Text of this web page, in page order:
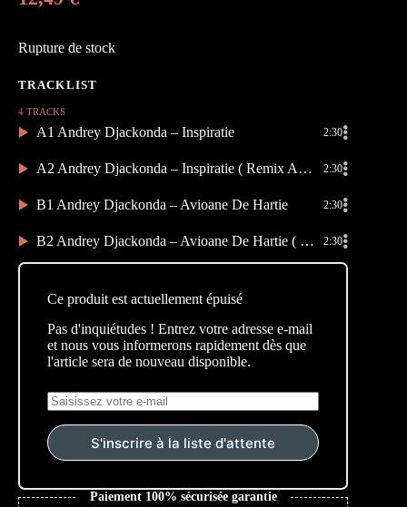
Rupture de stock
4 TRACKS
A1 Andrey Djackonda – Inspiratie 2:30
A2 Andrey Djackonda – Inspiratie ( Remix Alan Castro ) 2:30
B1 Andrey Djackonda – Avioane De Hartie 2:30
B2 Andrey Djackonda – Avioane De Hartie ( Remix Gorbani ) 2:30
Ce produit est actuellement épuisé
Pas d'inquiétudes ! Entrez votre adresse e-mail
et nous vous informerons rapidement dès que
l'article sera de nouveau disponible.
S'inscrire à la liste d'attente
Paiement 100% sécurisée garantie